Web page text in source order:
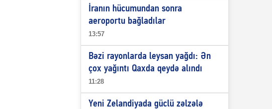
İranın hücumundan sonra
aeroportu bağladılar
13:57
Bəzi rayonlarda leysan yağdı: Ən
çox yağıntı Qaxda qeydə alındı
11:28
Yeni Zelandiyada güclü zəlzələ